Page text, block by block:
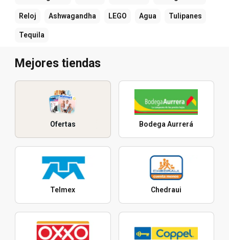
Reloj Ashwagandha LEGO Agua Tulipanes
Tequila
Mejores tiendas
Ofertas Bodega Aurrerá
Telmex Chedraui